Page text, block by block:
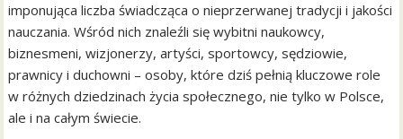
imponująca liczba świadcząca o nieprzerwanej tradycji i jakości
nauczania. Wśród nich znaleźli się wybitni naukowcy,
biznesmeni, wizjonerzy, artyści, sportowcy, sędziowie,
prawnicy i duchowni – osoby, które dziś pełnią kluczowe role
w różnych dziedzinach życia społecznego, nie tylko w Polsce,
ale i na całym świecie.